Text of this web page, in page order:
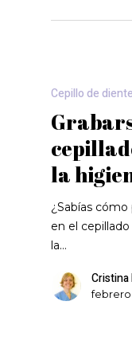
Cepillo de
la
¿Sabías
en el
la…
febrero